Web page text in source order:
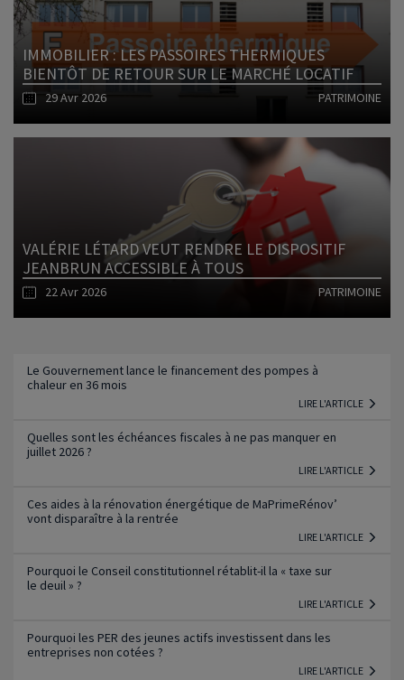
IMMOBILIER : LES PASSOIRES THERMIQUES
BIENTÔT DE RETOUR SUR LE MARCHÉ LOCATIF
29 Avr 2026 PATRIMOINE
Lire l'article
VALÉRIE LÉTARD VEUT RENDRE LE DISPOSITIF
JEANBRUN ACCESSIBLE À TOUS
22 Avr 2026 PATRIMOINE
Le Gouvernement lance le financement des pompes à
chaleur en 36 mois
LIRE L'ARTICLE
Quelles sont les échéances fiscales à ne pas manquer en
juillet 2026 ?
LIRE L'ARTICLE
Ces aides à la rénovation énergétique de MaPrimeRénov’
vont disparaître à la rentrée
LIRE L'ARTICLE
Pourquoi le Conseil constitutionnel rétablit-il la « taxe sur
le deuil » ?
LIRE L'ARTICLE
Pourquoi les PER des jeunes actifs investissent dans les
entreprises non cotées ?
LIRE L'ARTICLE